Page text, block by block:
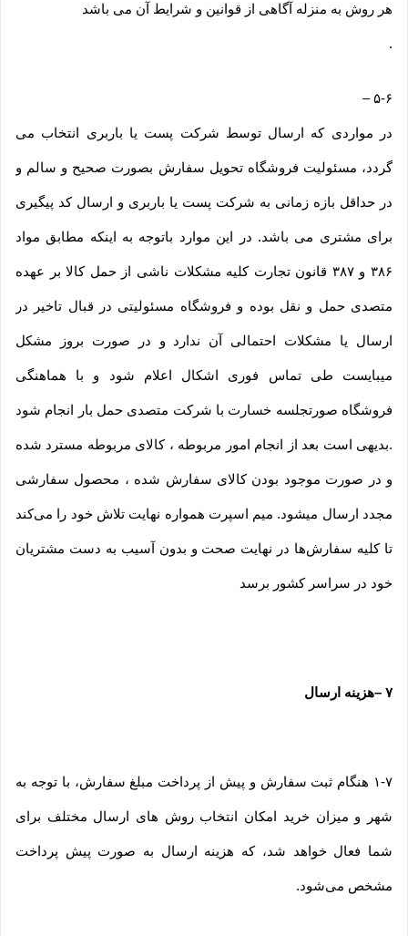
هر روش به منزله آگاهی از قوانین و شرایط آن می باشد
.
۵-۶–
در مواردی که ارسال توسط شرکت پست یا باربری انتخاب می
گردد، مسئولیت فروشگاه تحویل سفارش بصورت صحیح و سالم و
در حداقل بازه زمانی به شرکت پست یا باربری و ارسال کد پیگیری
برای مشتری می باشد. در این موارد باتوجه به اینکه مطابق مواد
۳۸۶ و ۳۸۷ قانون تجارت کلیه مشکلات ناشی از حمل کالا بر عهده
متصدی حمل و نقل بوده و فروشگاه مسئولیتی در قبال تاخیر در
ارسال یا مشکلات احتمالی آن ندارد و در صورت بروز مشکل
میبایست طی تماس فوری اشکال اعلام شود و با هماهنگی
فروشگاه صورتجلسه خسارت با شرکت متصدی حمل بار انجام شود
.بدیهی است بعد از انجام امور مربوطه ، کالای مربوطه مسترد شده
و در صورت موجود بودن کالای سفارش شده ، محصول سفارشی
مجدد ارسال میشود. میم اسپرت همواره نهایت تلاش خود را می‏‌کند
تا کلیه سفارش‏‌ها در نهایت صحت و بدون آسیب به دست مشتریان
خود در سراسر کشور برسد
۷ –هزینه ارسال
۱-۷ هنگام ثبت سفارش و پیش از پرداخت مبلغ سفارش، با توجه به
شهر و میزان خرید امکان انتخاب روش های ارسال مختلف برای
شما فعال خواهد شد، که هزینه ارسال به صورت پیش پرداخت
مشخص می‌شود.